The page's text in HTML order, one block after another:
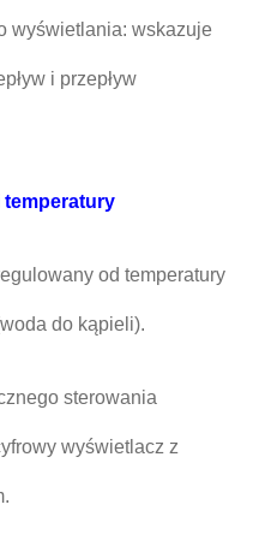
wyświetlania: wskazuje
i przepływ
temperatury
od temperatury
do kąpieli).
sterowania
wyświetlacz z